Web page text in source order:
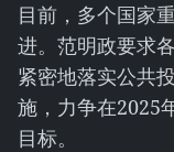
目前，多个国家
进。范明政要求
紧密地落实公共
施，力争在2025
目标。